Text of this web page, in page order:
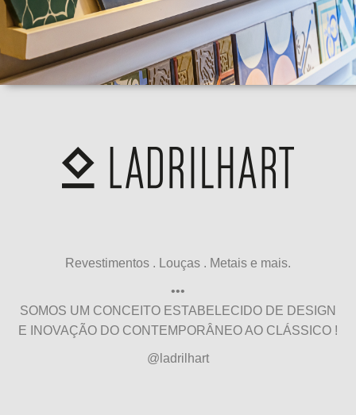
Revestimentos . Louças . Metais e mais.
•••
SOMOS UM CONCEITO ESTABELECIDO DE DESIGN
E INOVAÇÃO DO CONTEMPORÂNEO AO CLÁSSICO !
@ladrilhart